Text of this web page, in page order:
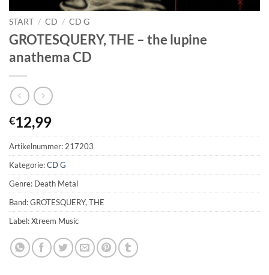
START / CD / CD G
GROTESQUERY, THE – the lupine
anathema CD
€12,99
Artikelnummer:217203
Kategorie:CD G
Genre: Death Metal
Band: GROTESQUERY, THE
Label: Xtreem Music